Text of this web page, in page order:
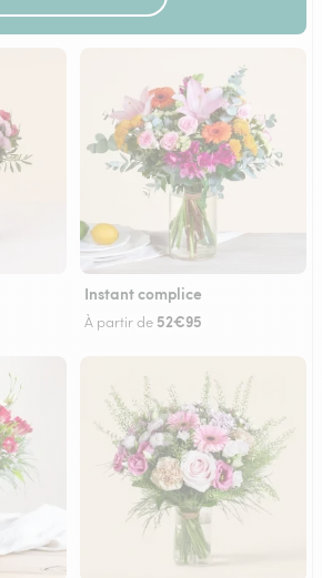
Instant complice
À partir de 52€95